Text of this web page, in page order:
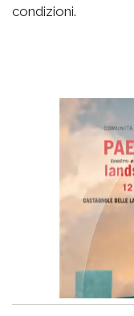
condizioni.